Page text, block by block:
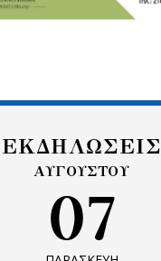
ΕΚΔΗΛΩΣΕΙΣ
ΑΥΓΟΥΣΤΟΥ
07